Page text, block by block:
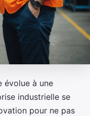
évolue à une
industrielle se
pour ne pas